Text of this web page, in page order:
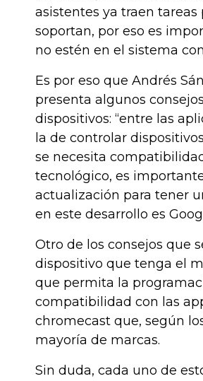
asistentes ya traen
soportan, por eso es
no estén en el sistema
Es por eso que Andrés
presenta algunos
dispositivos: “entre las
la de controlar
se necesita
tecnológico, es
actualización para tener
en este desarrollo es
Otro de los consejos que
dispositivo que tenga el
que permita la
compatibilidad con las
chromecast que, según
mayoría de marcas.
Sin duda, cada uno de